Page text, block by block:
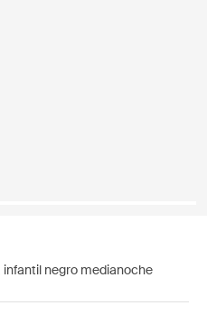
negro medianoche